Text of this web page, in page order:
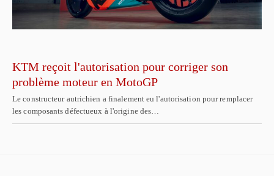
KTM reçoit l'autorisation pour corriger son
problème moteur en MotoGP
Le constructeur autrichien a finalement eu l'autorisation pour remplacer
les composants défectueux à l'origine des…